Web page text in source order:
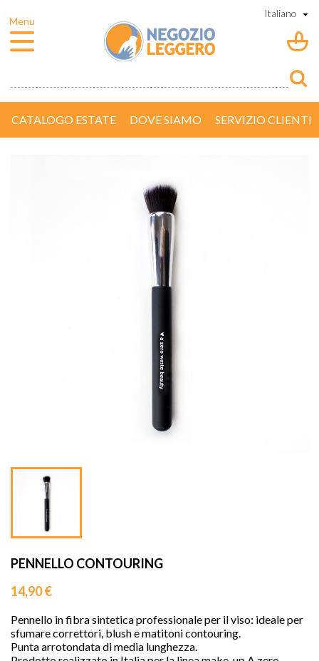
CATALOGO ESTATE DOVE SIAMO SERVIZIO CLIENTI
PENNELLO CONTOURING
14,90 €
Pennello in fibra sintetica professionale per il viso: ideale per
sfumare correttori, blush e matitoni contouring.
Punta arrotondata di media lunghezza.